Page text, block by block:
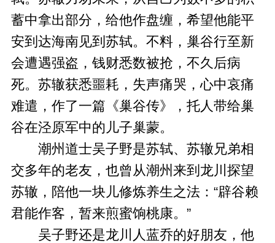
蓄中拿出部分，给他作盘缠，希望他能平
安到达海南见到苏轼。不料，巢谷行至新
会遭遇强盗，钱财悉数被抢，不久后病
死。苏辙获悉噩耗，失声痛哭，心中哀痛
难遣，作了一篇《巢谷传》，托人带给巢
谷在泾原军中的儿子巢蒙。
潮州道士吴子野是苏轼、苏辙兄弟相
交多年的老友，也曾从潮州来到龙川探望
苏辙，陪他一块儿修炼养生之法：“辟谷赖
君能作客，暂来煎蜜饷桃康。”
吴子野还是龙川人蓝乔的好朋友，他